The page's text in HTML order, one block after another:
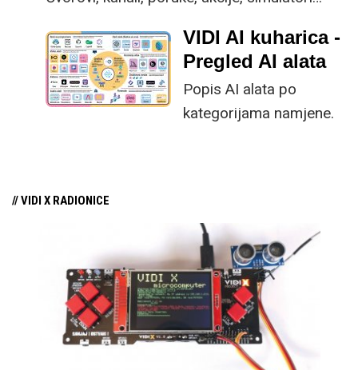
VIDI AI kuharica -
Pregled AI alata
Popis AI alata po
kategorijama namjene.
// VIDI X RADIONICE